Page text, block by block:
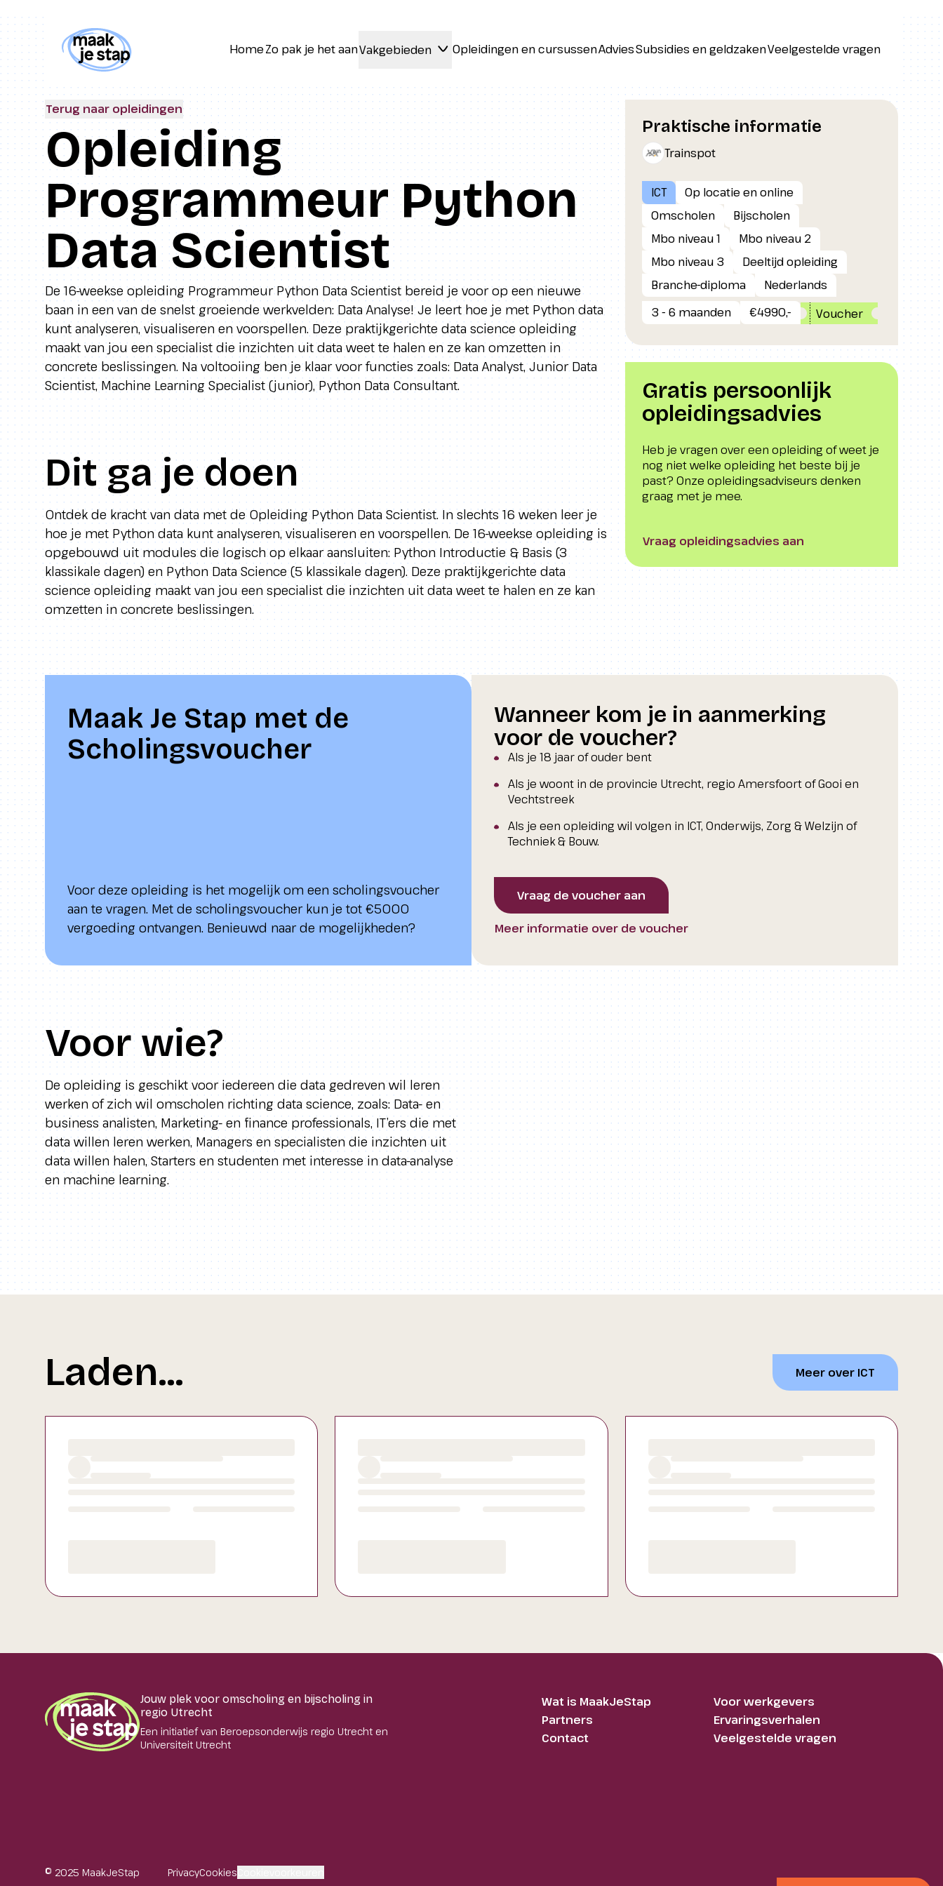
Home
HomeZo pak je het aan
Zo pak je het aanVakgebieden
Vakgebieden Opleidingen en cursussen
Opleidingen en cursussenAdvies
AdviesSubsidies en geldzaken
Subsidies en geldzakenVeelgestelde vragen
Veelgestelde vragen
Terug naar opleidingen
Opleiding
Programmeur Python
Data Scientist
De 16-weekse opleiding Programmeur Python Data Scientist bereid je voor op een nieuwe
baan in een van de snelst groeiende werkvelden: Data Analyse! Je leert hoe je met Python data
kunt analyseren, visualiseren en voorspellen. Deze praktijkgerichte data science opleiding
maakt van jou een specialist die inzichten uit data weet te halen en ze kan omzetten in
concrete beslissingen. Na voltooiing ben je klaar voor functies zoals: Data Analyst, Junior Data
Scientist, Machine Learning Specialist (junior), Python Data Consultant.
Praktische informatie
Trainspot
ICT
Op locatie en online
Omscholen
Bijscholen
Mbo niveau 1
Mbo niveau 2
Mbo niveau 3
Deeltijd opleiding
Branche-diploma
Nederlands
3 - 6 maanden
€4990,- Voucher
Gratis persoonlijk
opleidingsadvies
Heb je vragen over een opleiding of weet je
nog niet welke opleiding het beste bij je
past? Onze opleidingsadviseurs denken
graag met je mee.
Vraag opleidingsadvies aan
Dit ga je doen
Ontdek de kracht van data met de Opleiding Python Data Scientist. In slechts 16 weken leer je
hoe je met Python data kunt analyseren, visualiseren en voorspellen. De 16-weekse opleiding is
opgebouwd uit modules die logisch op elkaar aansluiten: Python Introductie & Basis (3
klassikale dagen) en Python Data Science (5 klassikale dagen). Deze praktijkgerichte data
science opleiding maakt van jou een specialist die inzichten uit data weet te halen en ze kan
omzetten in concrete beslissingen.
Maak Je Stap met de
Scholingsvoucher
Voor deze opleiding is het mogelijk om een scholingsvoucher
aan te vragen. Met de scholingsvoucher kun je tot €5000
vergoeding ontvangen. Benieuwd naar de mogelijkheden?
Wanneer kom je in aanmerking
voor de voucher?
Als je 18 jaar of ouder bent
Als je woont in de provincie Utrecht, regio Amersfoort of Gooi en
Vechtstreek
Als je een opleiding wil volgen in ICT, Onderwijs, Zorg & Welzijn of
Techniek & Bouw.
Vraag de voucher aan
Meer informatie over de voucher
Voor wie?
De opleiding is geschikt voor iedereen die data gedreven wil leren
werken of zich wil omscholen richting data science, zoals: Data- en
business analisten, Marketing- en finance professionals, IT’ers die met
data willen leren werken, Managers en specialisten die inzichten uit
data willen halen, Starters en studenten met interesse in data-analyse
en machine learning.
Laden... Meer over ICT
Jouw plek voor omscholing en bijscholing in
regio Utrecht
Een initiatief van Beroepsonderwijs regio Utrecht en
Universiteit Utrecht
Wat is MaakJeStap
Partners
Contact
Voor werkgevers
Ervaringsverhalen
Veelgestelde vragen
© 2025 MaakJeStap PrivacyCookies